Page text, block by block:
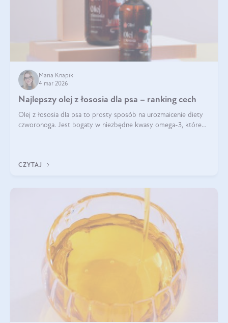
Maria Knapik
4 mar 2026
Najlepszy olej z łososia dla psa – ranking cech
Olej z łososia dla psa to prosty sposób na urozmaicenie diety
czworonoga. Jest bogaty w niezbędne kwasy omega-3, które
CZYTAJ